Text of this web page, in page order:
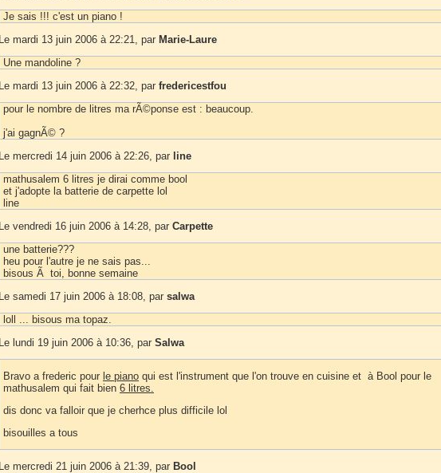
Je sais !!! c'est un piano !
Le mardi 13 juin 2006 à 22:21, par Marie-Laure
Une mandoline ?
Le mardi 13 juin 2006 à 22:32, par fredericestfou
pour le nombre de litres ma rÃ©ponse est : beaucoup.
j'ai gagnÃ© ?
Le mercredi 14 juin 2006 à 22:26, par line
mathusalem 6 litres je dirai comme bool
et j'adopte la batterie de carpette lol
line
Le vendredi 16 juin 2006 à 14:28, par Carpette
une batterie???
heu pour l'autre je ne sais pas...
bisous Ã toi, bonne semaine
Le samedi 17 juin 2006 à 18:08, par salwa
loll ... bisous ma topaz.
Le lundi 19 juin 2006 à 10:36, par Salwa
Bravo a frederic pour le piano qui est l'instrument que l'on trouve en cuisine et à Bool pour le
mathusalem qui fait bien 6 litres.
dis donc va falloir que je cherhce plus difficile lol
bisouilles a tous
Le mercredi 21 juin 2006 à 21:39, par Bool